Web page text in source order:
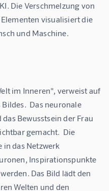
Die Verschmelzung von
visualisiert die
und Maschine.
im Inneren", verweist auf
Das neuronale
Bewusstsein der Frau
gemacht.  Die
in das Netzwerk
Inspirationspunkte
Das Bild lädt den
Welten und den